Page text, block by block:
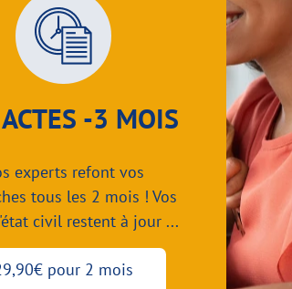
-3 MOIS
experts refont vos
tous les 2 mois ! Vos
civil restent à jour ...
pour 2 mois